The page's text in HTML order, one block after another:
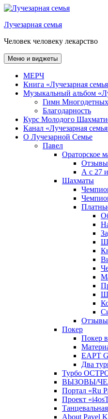
Перейти
содержимому
Лучезарная семья
Человек человеку лекарство
Меню и виджеты
МЕРЧ
Книга «Лучезарная
Музыкальный альбом
Гимн
Благодарность
Курс Молодого
Канал «Лучезарная
О Лучезарной Семье
Павел
Ораторское
Отзывы
А с 27
Шахматы
Отзывы
Покер
Покер
EAPT
Два
Турбо
ВЫЗОВЫ/
Портал «Ru
Проект
About Pavel